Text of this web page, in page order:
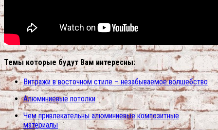
Темы которые будут Вам интересны:
Витражи в восточном стиле – незабываемое волшебство
Алюминиевые потолки
Чем привлекательны алюминиевые композитные
материалы